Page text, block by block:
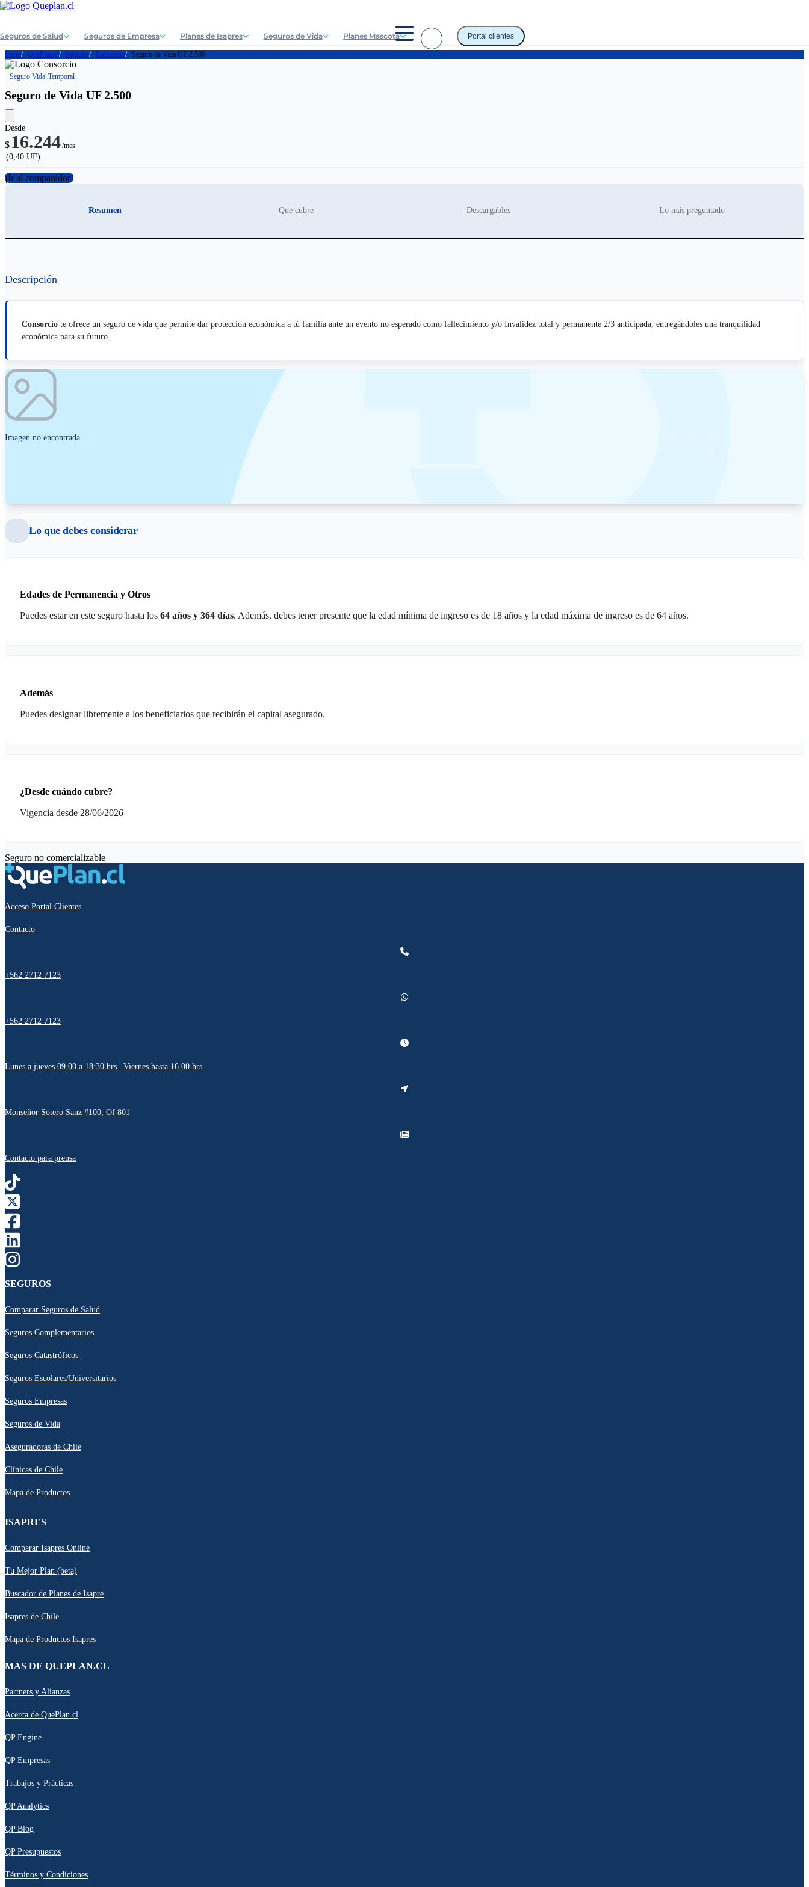
Seguros de Salud Seguros de Empresa Planes de Isapres Seguros de Vida Planes Mascota Portal clientes
Inicio QuePlan.cl Seguros Consorcio Seguro de Vida UF 2.500
Seguro Vida | Temporal
Seguro de Vida UF 2.500
Desde
$ 16.244/mes
(0,40 UF)
¡Ir al comparador!
Resumen Que cubre Descargables Lo más preguntado
Descripción
Consorcio te ofrece un seguro de vida que permite dar protección económica a tú familia ante un evento no esperado como fallecimiento y/o Invalidez total y permanente 2/3 anticipada, entregándoles una tranquilidad
económica para su futuro.
Imagen no encontrada
Lo que debes considerar
Edades de Permanencia y Otros
Puedes estar en este seguro hasta los 64 años y 364 días. Además, debes tener presente que la edad mínima de ingreso es de 18 años y la edad máxima de ingreso es de 64 años.
Además
Puedes designar libremente a los beneficiarios que recibirán el capital asegurado.
¿Desde cuándo cubre?
Vigencia desde 28/06/2026
Seguro no comercializable
Acceso Portal Clientes
Contacto
+562 2712 7123
+562 2712 7123
Lunes a jueves 09.00 a 18:30 hrs | Viernes hasta 16.00 hrs
Monseñor Sotero Sanz #100, Of 801
Contacto para prensa
SEGUROS
Comparar Seguros de Salud
Seguros Complementarios
Seguros Catastróficos
Seguros Escolares/Universitarios
Seguros Empresas
Seguros de Vida
Aseguradoras de Chile
Clínicas de Chile
Mapa de Productos
ISAPRES
Comparar Isapres Online
Tu Mejor Plan (beta)
Buscador de Planes de Isapre
Isapres de Chile
Mapa de Productos Isapres
MÁS DE QUEPLAN.CL
Partners y Alianzas
Acerca de QuePlan.cl
QP Engine
QP Empresas
Trabajos y Prácticas
QP Analytics
QP Blog
QP Presupuestos
Términos y Condiciones